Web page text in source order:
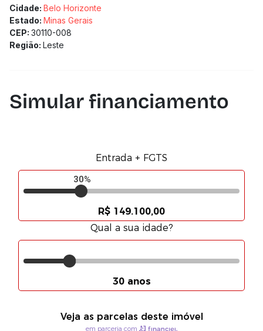
Cidade: Belo Horizonte
Estado: Minas Gerais
CEP: 30110-008
Região: Leste
Simular financiamento